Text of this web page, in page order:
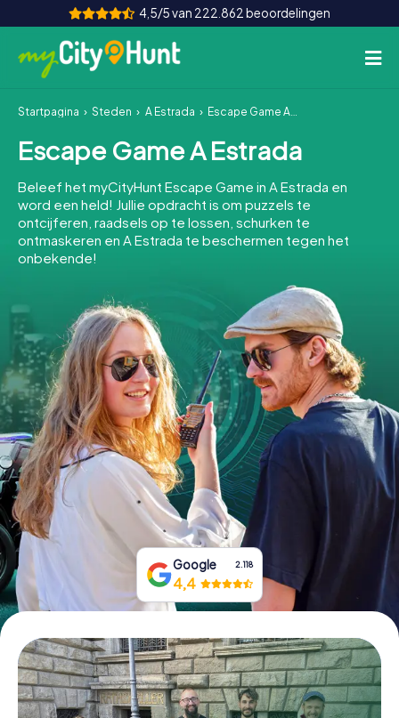
4,5/5 van 222.862 beoordelingen
Hoe het werkt
Steden
Tours
Teamevenement
INT AT CH
DE
ES
FR UK
IE
IT
NL
Boek tickets
Koop cadeaubonnen
Startpagina Steden A Estrada Escape Game A Estrada
Escape Game A Estrada
Beleef het myCityHunt Escape Game in A Estrada en
word een held! Jullie opdracht is om puzzels te
ontcijferen, raadsels op te lossen, schurken te
ontmaskeren en A Estrada te beschermen tegen het
onbekende!
Google 2.118
4,4